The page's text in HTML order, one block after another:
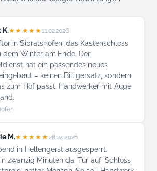
K.★★★★★11.02.2026
in Sibratshofen, das Kastenschloss
dem Winter am Ende. Der
hat ein passendes neues
– keinen Billigersatz, sondern
zum Hof passt. Handwerker mit Auge
M.★★★★★28.04.2026
in Hellengerst ausgesperrt.
zwanzig Minuten da, Tür auf, Schloss